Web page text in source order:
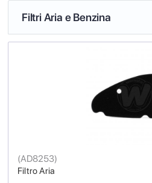
Filtri Aria e Benzina
Filtro Aria
(AD8253)